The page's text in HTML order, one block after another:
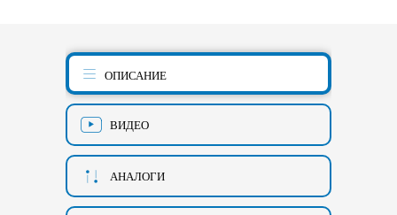
ОПИСАНИЕ
ВИДЕО
АНАЛОГИ